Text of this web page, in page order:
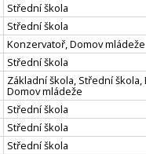
Střední škola
Střední škola
Konzervatoř, Domov mládeže
Střední škola
Základní škola, Střední
Domov mládeže
Střední škola
Střední škola
Střední škola